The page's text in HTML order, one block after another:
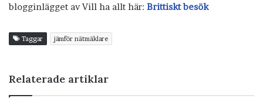
blogginlägget av Vill ha allt här: Brittiskt besök
Taggar jämför nätmäklare
Relaterade artiklar